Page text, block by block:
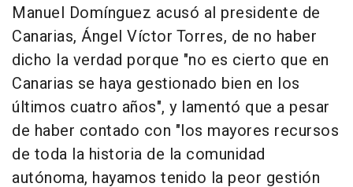
Manuel Domínguez acusó al presidente de
Canarias, Ángel Víctor Torres, de no haber
dicho la verdad porque "no es cierto que en
Canarias se haya gestionado bien en los
últimos cuatro años", y lamentó que a pesar
de haber contado con "los mayores recursos
de toda la historia de la comunidad
autónoma, hayamos tenido la peor gestión